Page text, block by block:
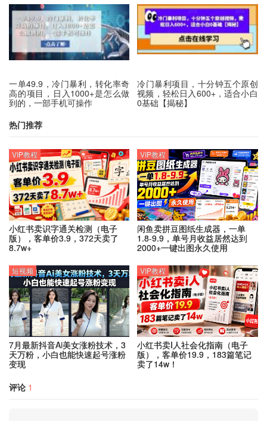
一单49.9，冷门暴利，转化率奇
高的项目，日入1000+是怎么做
到的，一部手机可操作
冷门暴利项目，十分钟五个原创
视频，轻松日入600+，适合小白
0基础【揭秘】
热门推荐
小红书卖识字通关检测（电子
版），客单价3.9，372天卖了
8.7w+
VIP教程
闲鱼卖拼豆图纸生成器，一单
1.8-9.9，单号月收益居然达到
2000+一键出图永久使用
VIP教程
7月最新抖音Ai美女涨粉技术，3
天万粉，小白也能快速起号涨粉
变现
短视频
小红书卖I人社会化指南（电子
版），客单价19.9，183篇笔记
卖了14w！
VIP教程
评论 1